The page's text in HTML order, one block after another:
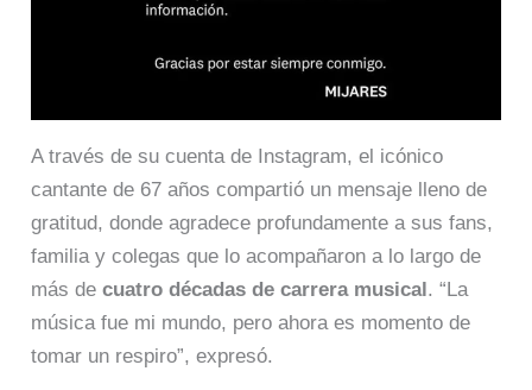
A través de su cuenta de Instagram, el icónico
cantante de 67 años compartió un mensaje lleno de
gratitud, donde agradece profundamente a sus fans,
familia y colegas que lo acompañaron a lo largo de
más decuatro décadas de carrera musical. “La
música fue mi mundo, pero ahora es momento de
tomar un respiro”, expresó.